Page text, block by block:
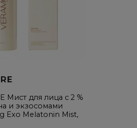
Мист для лица с 2 %
и экзосомами
Exo Melatonin Mist,